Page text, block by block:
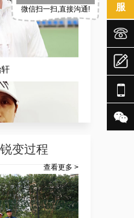
变过程
查看更多 >
服
微信扫一扫,直接沟通!




